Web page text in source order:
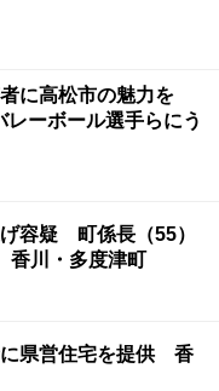
に高松市の魅力を
ーボール選手らにう
容疑 町係長（55）
川・多度津町
県営住宅を提供 香